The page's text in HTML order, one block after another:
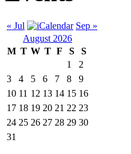
« Jul
Sep »
August 2026
M T W T F S
S
1
2
3
4 5 6 7 8
9
10 11 12 13 14 15 16
17 18 19 20 21 22 23
24 25 26 27 28 29 30
31